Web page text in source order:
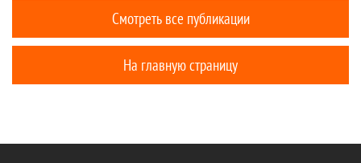
Смотреть все публикации
На главную страницу